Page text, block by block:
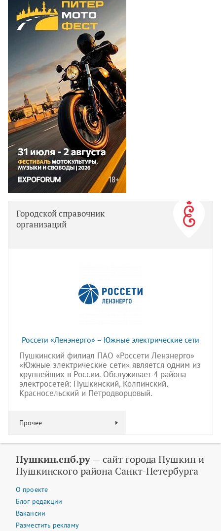
Городской справочник
организаций
Россети «Ленэнерго» – Южные электрические сети
Пушкинский филиал ПАО «Россети Ленэнерго»
«Южные электрические сети» является одним из
крупнейших в России. Обслуживает 4 района
электросетей: Пушкинский, Колпинский,
Красносельский и Петродворцовый.
Прочее
Пушкин.спб.ру— сайт города Пушкин и
Пушкинского района Санкт-Петербурга
О проекте
Блог редакции
Вакансии
Разместить рекламу